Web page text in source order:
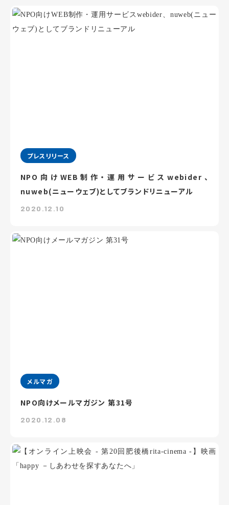
プレスリリース
NPO向けWEB制作・運用サービスwebider、
nuweb(ニューウェブ)としてブランドリニューアル
2020.12.10
メルマガ
NPO向けメールマガジン 第31号
2020.12.08